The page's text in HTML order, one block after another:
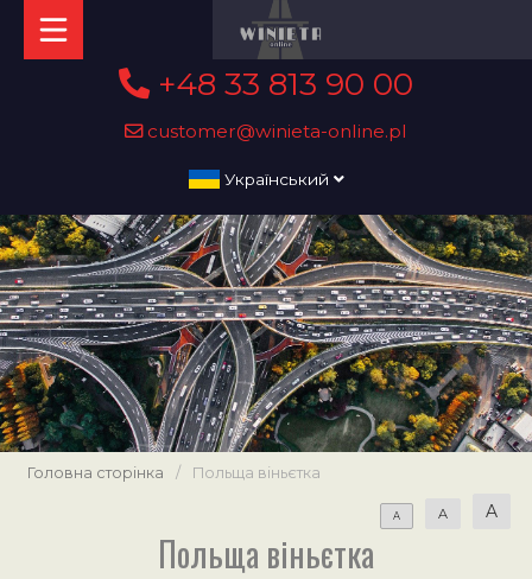
+48 33 813 90 00
customer@winieta-online.pl
Український
Головна сторінка / Польща віньєтка
A A A
Польща віньєтка